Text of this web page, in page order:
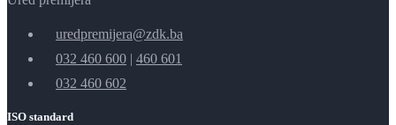
uredpremijera@zdk.ba
032 460 600 | 460 601
032 460 602
ISO standard